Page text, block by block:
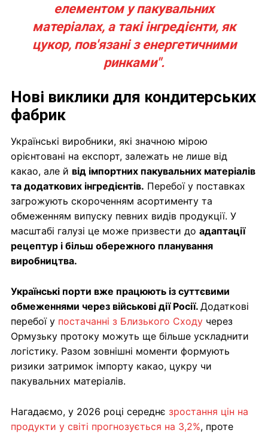
елементом у пакувальних
матеріалах, а такі інгредієнти, як
цукор, пов'язані з енергетичними
ринками".
Нові виклики для кондитерських
фабрик
Українські виробники, які значною мірою
орієнтовані на експорт, залежать не лише від
какао, але й від імпортних пакувальних матеріалів
та додаткових інгредієнтів. Перебої у поставках
загрожують скороченням асортименту та
обмеженням випуску певних видів продукції. У
масштабі галузі це може призвести до адаптації
рецептур і більш обережного планування
виробництва.
Українські порти вже працюють із суттєвими
обмеженнями через військові дії Росії. Додаткові
перебої у постачанні з Близького Сходу через
Ормузьку протоку можуть ще більше ускладнити
логістику. Разом зовнішні моменти формують
ризики затримок імпорту какао, цукру чи
пакувальних матеріалів.
Нагадаємо, у 2026 році середнє зростання цін на
продукти у світі прогнозується на 3,2%, проте